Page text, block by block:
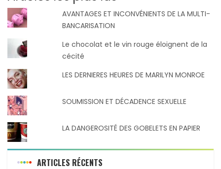
AVANTAGES ET INCONVÉNIENTS DE LA MULTI-
BANCARISATION
Le chocolat et le vin rouge éloignent de la
cécité
LES DERNIERES HEURES DE MARILYN MONROE
SOUMISSION ET DÉCADENCE SEXUELLE
LA DANGEROSITÉ DES GOBELETS EN PAPIER
ARTICLES RÉCENTS